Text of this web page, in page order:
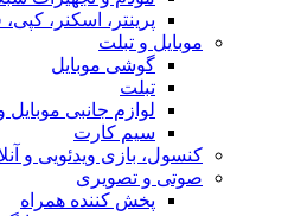
پرینتر، اسکنر،
موبایل و تبلت
گوشی موبایل
تبلت
لوازم جانبی موبایل
سیم کارت
کنسول، بازی‌ ویدئویی و
صوتی و تصویری
پخش کننده همراه